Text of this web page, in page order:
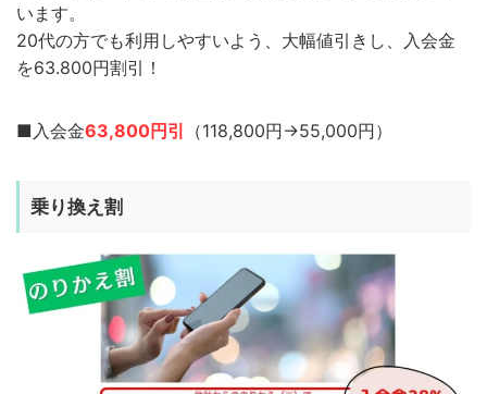
います。
20代の方でも利用しやすいよう、大幅値引きし、入会金
を63.800円割引！
■入会金63,800円引 （118,800円→55,000円）
乗り換え割